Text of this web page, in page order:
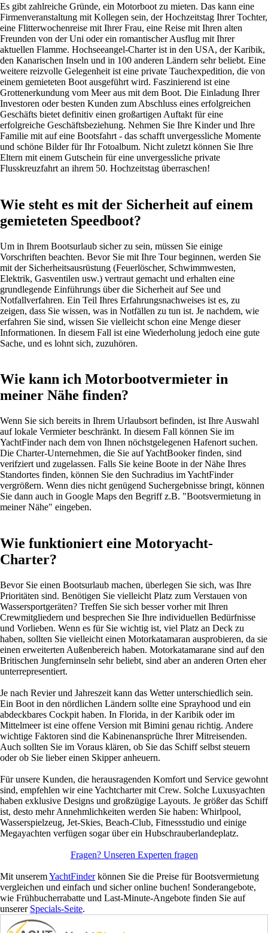
Es gibt zahlreiche Gründe, ein Motorboot zu mieten. Das kann eine
Firmenveranstaltung mit Kollegen sein, der Hochzeitstag Ihrer Tochter,
eine Flitterwochenreise mit Ihrer Frau, eine Reise mit Ihren alten
Freunden von der Uni oder ein romantischer Ausflug mit Ihrer
aktuellen Flamme. Hochseeangel-Charter ist in den USA, der Karibik,
den Kanarischen Inseln und in 100 anderen Ländern sehr beliebt. Eine
weitere reizvolle Gelegenheit ist eine private Tauchexpedition, die von
einem gemieteten Boot ausgeführt wird. Faszinierend ist eine
Grottenerkundung vom Meer aus mit dem Boot. Die Einladung Ihrer
Investoren oder besten Kunden zum Abschluss eines erfolgreichen
Geschäfts bietet definitiv einen großartigen Auftakt für eine
erfolgreiche Geschäftsbeziehung. Nehmen Sie Ihre Kinder und Ihre
Familie mit auf eine Bootsfahrt - das schafft unvergessliche Momente
und schöne Bilder für Ihr Fotoalbum. Nicht zuletzt können Sie Ihre
Eltern mit einem Gutschein für eine unvergessliche private
Flusskreuzfahrt an ihrem 50. Hochzeitstag überraschen!
Wie steht es mit der Sicherheit auf einem
gemieteten Speedboot?
Um in Ihrem Bootsurlaub sicher zu sein, müssen Sie einige
Vorschriften beachten. Bevor Sie mit Ihre Tour beginnen, werden Sie
mit der Sicherheitsausrüstung (Feuerlöscher, Schwimmwesten,
Elektrik, Gasventilen usw.) vertraut gemacht und erhalten eine
grundlegende Einführungs über die Sicherheit auf See und
Notfallverfahren. Ein Teil Ihres Erfahrungsnachweises ist es, zu
zeigen, dass Sie wissen, was in Notfällen zu tun ist. Je nachdem, wie
erfahren Sie sind, wissen Sie vielleicht schon eine Menge dieser
Informationen. In diesem Fall ist eine Wiederholung jedoch eine gute
Sache, und es lohnt sich, zuzuhören.
Wie kann ich Motorbootvermieter in
meiner Nähe finden?
Wenn Sie sich bereits in Ihrem Urlaubsort befinden, ist Ihre Auswahl
auf lokale Vermieter beschränkt. In diesem Fall können Sie im
YachtFinder nach dem von Ihnen nöchstgelegenen Hafenort suchen.
Die Charter-Unternehmen, die Sie auf YachtBooker finden, sind
verifziert und zugelassen. Falls Sie keine Boote in der Nähe Ihres
Standortes finden, können Sie den Suchradius im YachtFinder
vergrößern. Wenn dies nicht genügend Suchergebnisse bringt, können
Sie dann auch in Google Maps den Begriff z.B. "Bootsvermietung in
meiner Nähe" eingeben.
Wie funktioniert eine Motoryacht-
Charter?
Bevor Sie einen Bootsurlaub machen, überlegen Sie sich, was Ihre
Prioritäten sind. Benötigen Sie vielleicht Platz zum Verstauen von
Wassersportgeräten? Treffen Sie sich besser vorher mit Ihren
Crewmitgliedern und besprechen Sie Ihre individuellen Bedürfnisse
und Vorlieben. Wenn es für Sie wichtig ist, viel Platz an Deck zu
haben, sollten Sie vielleicht einen Motorkatamaran ausprobieren, da sie
einen erweiterten Außenbereich haben. Motorkatamarane sind auf den
Britischen Jungferninseln sehr beliebt, sind aber an anderen Orten eher
unterrepresentiert.
Je nach Revier und Jahreszeit kann das Wetter unterschiedlich sein.
Ein Boot in den nördlichen Ländern sollte eine Sprayhood und ein
abdeckbares Cockpit haben. In Florida, in der Karibik oder im
Mittelmeer ist eine offene Version mit Bimini genau richtig. Andere
wichtige Faktoren sind die Kabinenansprüche Ihrer Mitreisenden.
Auch sollten Sie im Voraus klären, ob Sie das Schiff selbst steuern
oder ob Sie lieber einen Skipper anheuern.
Für unsere Kunden, die herausragenden Komfort und Service gewohnt
sind, empfehlen wir eine Yachtcharter mit Crew. Solche Luxusyachten
haben exklusive Designs und großzügige Layouts. Je größer das Schiff
ist, desto mehr Annehmlichkeiten werden Sie haben: Whirlpool,
Wasserspielzeug, Jet-Skies, Beach-Club, Fitnessstudio und einige
Megayachten verfügen sogar über ein Hubschrauberlandeplatz.
Fragen? Unseren Experten fragen
Mit unseremYachtFinderkönnen Sie die Preise für Bootsvermietung
vergleichen und einfach und sicher online buchen! Sonderangebote,
wie Frühbucherrabatte und Last-Minute-Angebote finden Sie auf
unserer Specials-Seite.